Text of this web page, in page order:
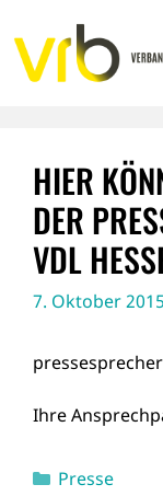
Inhalt
springen
HIER
DER
VDL
7. Oktober 2015
Ihre
Kategorien
Presse